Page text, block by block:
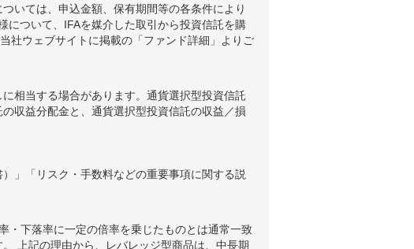
いては、申込金額、保有期間等の各条件により
について、IFAを媒介した取引から投資信託を購
社ウェブサイトに掲載の「ファンド詳細」よりご
相当する場合があります。通貨選択型投資信託
収益分配金と、通貨選択型投資信託の収益／損
」「リスク・手数料などの重要事項に関する説
・下落率に一定の倍率を乗じたものとは通常一致
上記の理由から、レバレッジ型商品は、中長期